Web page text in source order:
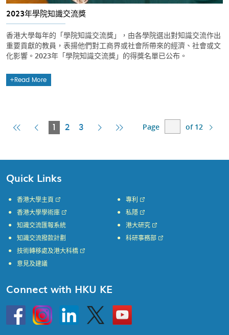
2023年學院知識交流獎
香港大學每年的「學院知識交流獎」，由各學院選出對知識交流作出
重要貢獻的教員，表揚他們對工商界或社會所帶來的經濟、社會或文
化影響。2023年「學院知識交流獎」的得獎名單已公布。
Read More
FirstPrevious
1
Current
2 3
Next Last
Page of 12
Quick Links
香港大學主頁
香港大學學術庫
知識交流匯報系統
知識交流撥款計劃
專利
私隱
港大研究
科研事務部
技術轉移處及港大科橋
意見及建議
Connect with HKU KE
HKU
InstagramLinkedin Twitter
Go
to
HKU